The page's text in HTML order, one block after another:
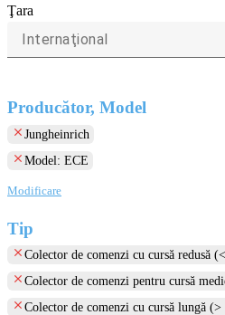
Ţara
Internaţional
Producător, Model
clear Jungheinrich
clear Model: ECE
Modificare
Tip
clear Colector de comenzi cu cursă redusă
clear Colector de comenzi pentru cursă
clear Colector de comenzi cu cursă lungă (>